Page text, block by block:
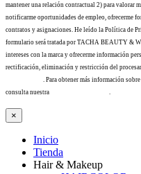
mantener una relación contractual 2) para valorar
notificarme oportunidades de empleo, ofrecerme
contratos y asignaciones. He leído la Política de
formulario será tratada por TACHA BEAUTY &
intereses con la marca y ofrecerme información
rectificación, eliminación y restricción del
. Para obtener más información
consulta nuestra
.
×
Inicio
Tienda
Hair & Makeup